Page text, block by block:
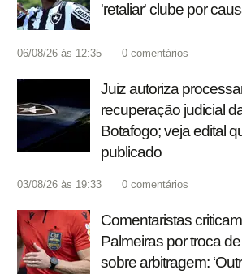
'retaliar' clube por
06/08/26 às 12:35 0 comentários
Juiz autoriza
recuperação judicial
Botafogo; veja edital
publicado
03/08/26 às 19:33 0 comentários
Comentaristas
Palmeiras por troca
sobre arbitragem: